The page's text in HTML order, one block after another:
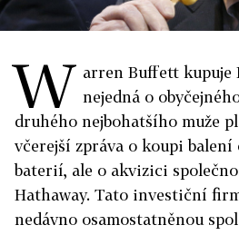
W arren Buffett kupuje
nejedná o
druhého nejbohatšího muže
včerejší zpráva o koupi
baterií, ale o akvizici
Hathaway. Tato investiční
nedávno osamostatněnou